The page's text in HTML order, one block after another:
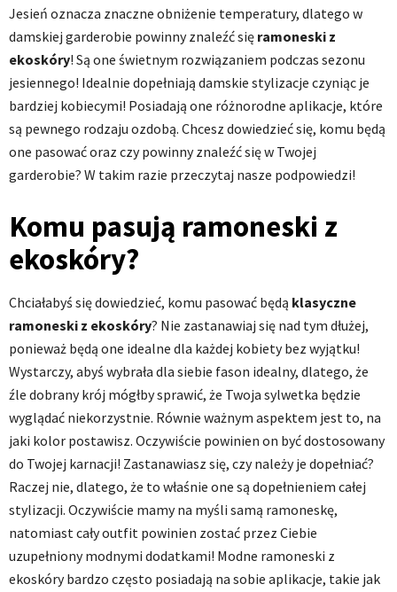
Jesień oznacza znaczne obniżenie temperatury, dlatego w
damskiej garderobie powinny znaleźć się ramoneski z
ekoskóry! Są one świetnym rozwiązaniem podczas sezonu
jesiennego! Idealnie dopełniają damskie stylizacje czyniąc je
bardziej kobiecymi! Posiadają one różnorodne aplikacje, które
są pewnego rodzaju ozdobą. Chcesz dowiedzieć się, komu będą
one pasować oraz czy powinny znaleźć się w Twojej
garderobie? W takim razie przeczytaj nasze podpowiedzi!
Komu pasują ramoneski z
ekoskóry?
Chciałabyś się dowiedzieć, komu pasować będą klasyczne
ramoneski z ekoskóry? Nie zastanawiaj się nad tym dłużej,
ponieważ będą one idealne dla każdej kobiety bez wyjątku!
Wystarczy, abyś wybrała dla siebie fason idealny, dlatego, że
źle dobrany krój mógłby sprawić, że Twoja sylwetka będzie
wyglądać niekorzystnie. Równie ważnym aspektem jest to, na
jaki kolor postawisz. Oczywiście powinien on być dostosowany
do Twojej karnacji! Zastanawiasz się, czy należy je dopełniać?
Raczej nie, dlatego, że to właśnie one są dopełnieniem całej
stylizacji. Oczywiście mamy na myśli samą ramoneskę,
natomiast cały outfit powinien zostać przez Ciebie
uzupełniony modnymi dodatkami! Modne ramoneski z
ekoskóry bardzo często posiadają na sobie aplikacje, takie jak